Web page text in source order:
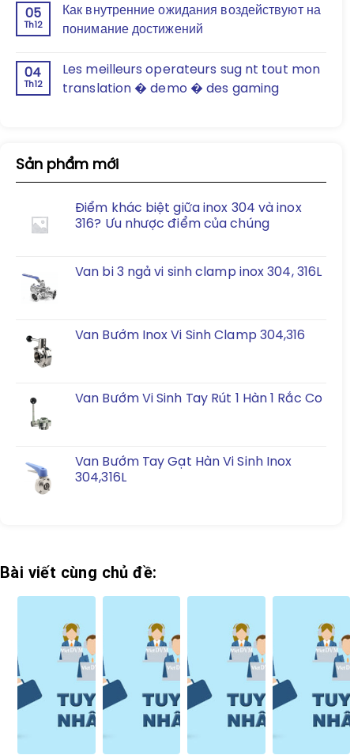
05
Th12
Как внутренние ожидания воздействуют на
понимание достижений
04
Th12
Les meilleurs operateurs sug nt tout mon
translation � demo � des gaming
Sản phẩm mới
Điểm khác biệt giữa inox 304 và inox
316? Ưu nhược điểm của chúng
Van bi 3 ngả vi sinh clamp inox 304, 316L
Van Bướm Inox Vi Sinh Clamp 304,316
Van Bướm Vi Sinh Tay Rút 1 Hàn 1 Rắc Co
Van Bướm Tay Gạt Hàn Vi Sinh Inox
304,316L
Bài viết cùng chủ đề: